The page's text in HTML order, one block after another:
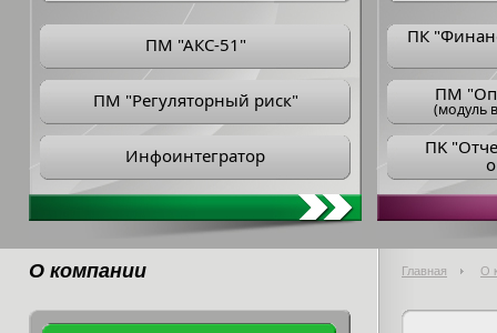
ПМ "АКС-51"
ПМ "Регуляторный риск"
Инфоинтегратор
ПК
ПM
(модуль
ПK
О компании Главная О